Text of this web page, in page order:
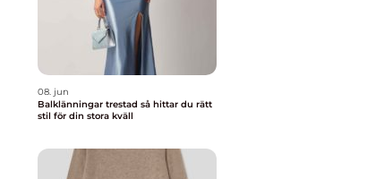
08. jun
Balklänningar trestad så hittar du rätt
stil för din stora kväll